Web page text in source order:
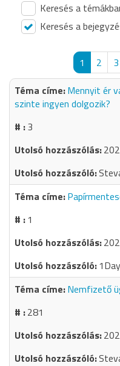
Keresés a
Keresés a
1 2 3
Mennyit ér
szinte ingyen dolgozik?
3
1
Nemfizető
281